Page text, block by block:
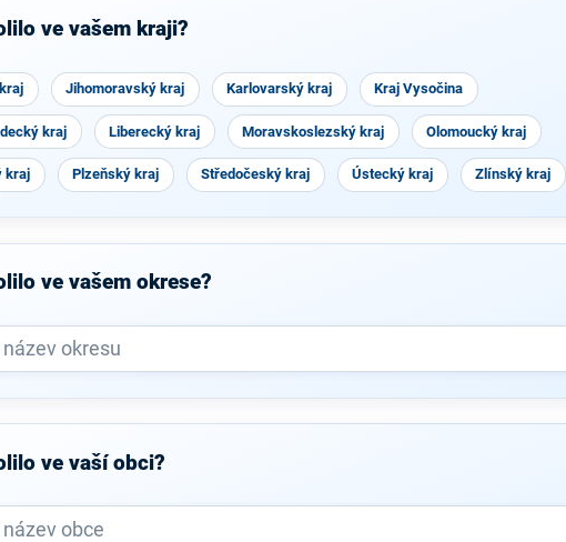
ve vašem kraji?
Jihomoravský kraj Karlovarský kraj Kraj Vysočina
kraj Liberecký kraj Moravskoslezský kraj Olomoucký kraj
kraj Plzeňský kraj Středočeský kraj Ústecký kraj Zlínský kraj
ve vašem okrese?
ve vaší obci?